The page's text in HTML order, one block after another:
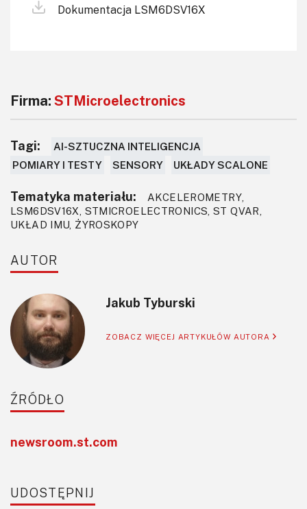
Dokumentacja LSM6DSV16X
Firma: STMicroelectronics
Tagi:
AI-SZTUCZNA INTELIGENCJA
POMIARY I TESTY
SENSORY UKŁADY SCALONE
Tematyka materiału:
AKCELEROMETRY,
LSM6DSV16X, STMICROELECTRONICS, ST QVAR,
UKŁAD IMU, ŻYROSKOPY
AUTOR
Jakub Tyburski
ZOBACZ WIĘCEJ ARTYKUŁÓW AUTORA
ŹRÓDŁO
newsroom.st.com
UDOSTĘPNIJ